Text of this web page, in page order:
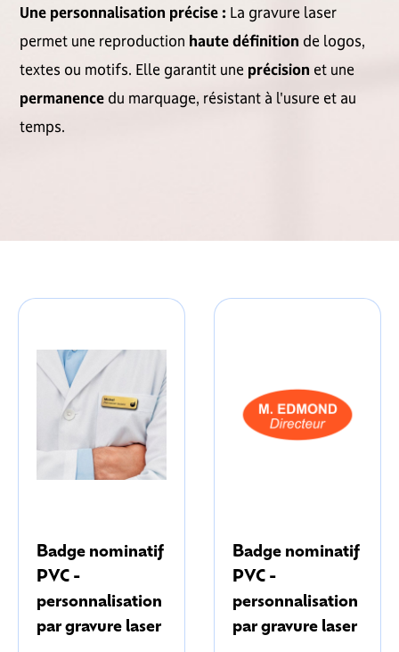
Une personnalisation précise : La gravure laser
permet une reproduction haute définition de logos,
textes ou motifs. Elle garantit une précision et une
permanence du marquage, résistant à l'usure et au
temps.
Badge nominatif
PVC -
personnalisation
par gravure laser
Badge nominatif
PVC -
personnalisation
par gravure laser